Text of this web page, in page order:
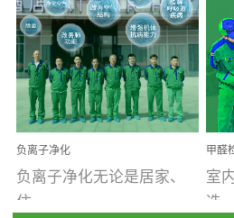
受温度、湿度、基质养
分、通风四个条件影响，
温暖潮湿、营养物质多、
通风缓慢的空间最易滋生
大量霉菌的...
装
车
重
配
些
负离子净化
负离子净化无论是居家、
住...
甲醛
室
选...